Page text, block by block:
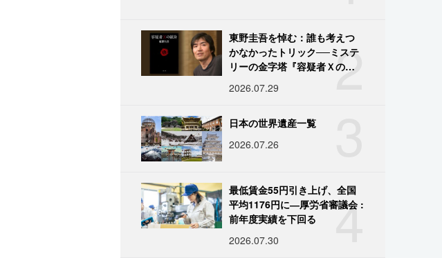
2
東野圭吾を悼む：誰も考えつ
かなかったトリック──ミステ
リーの金字塔『容疑者Ｘの献
2026.07.29
日本の世界遺産一覧
2026.07.26
4
最低賃金55円引き上げ、全国
平均1176円に―厚労省審議会 :
前年度実績を下回る
2026.07.30